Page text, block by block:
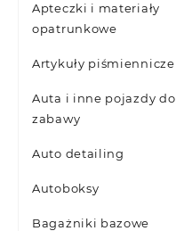
Apteczki i materiały
opatrunkowe
Artykuły piśmiennicze
Auta i inne pojazdy do
zabawy
Auto detailing
Autoboksy
Bagażniki bazowe